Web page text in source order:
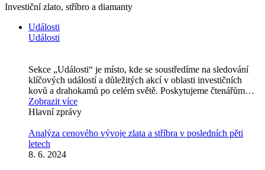
Investiční zlato, stříbro a diamanty
Události
Události
Sekce „Události“ je místo, kde se soustředíme na sledování
klíčových událostí a důležitých akcí v oblasti investičních
kovů a drahokamů po celém světě. Poskytujeme čtenářům…
Zobrazit více
Hlavní zprávy
Analýza cenového vývoje zlata a stříbra v posledních pěti
letech
8. 6. 2024